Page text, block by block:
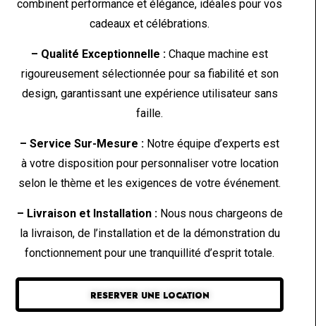
combinent performance et élégance, idéales pour vos
cadeaux et célébrations.
– Qualité Exceptionnelle : Chaque machine est
rigoureusement sélectionnée pour sa fiabilité et son
design, garantissant une expérience utilisateur sans
faille.
– Service Sur-Mesure : Notre équipe d’experts est
à votre disposition pour personnaliser votre location
selon le thème et les exigences de votre événement.
– Livraison et Installation :Nous nous chargeons de
la livraison, de l’installation et de la démonstration du
fonctionnement pour une tranquillité d’esprit totale.
RESERVER UNE LOCATION